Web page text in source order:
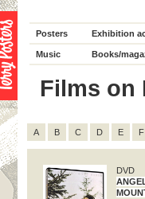
Posters Exhibition
Music Books/
Films on
A B C D E F
DVD